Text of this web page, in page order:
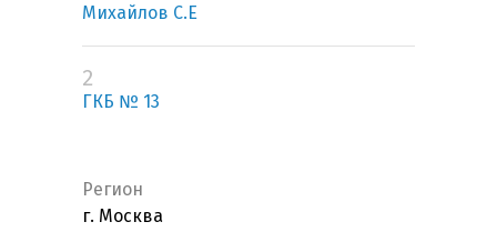
Михайлов С.Е
2
ГКБ № 13
Регион
г. Москва